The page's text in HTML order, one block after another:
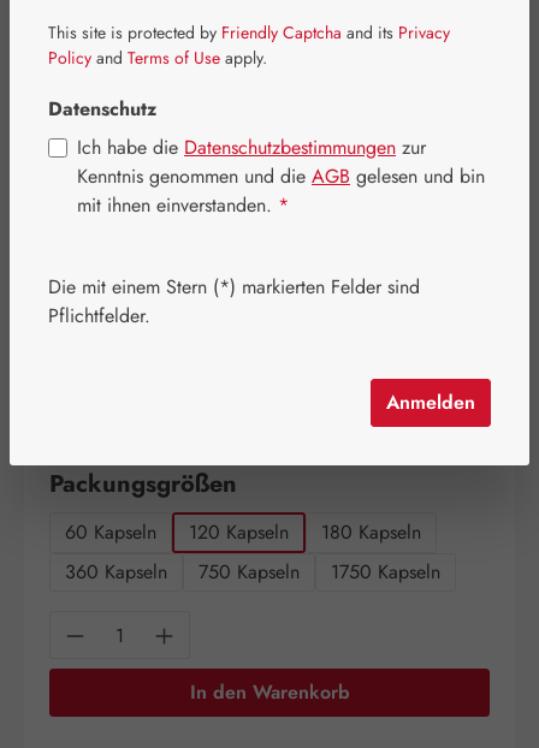
Regulärer Preis:
24,60 €
Inhalt:0.029 Kilogramm
Packungsgrößen
60 Kapseln 120 Kapseln
180 Kapseln
360 Kapseln
750 Kapseln 1750 Kapseln
Produkt Anzahl: Gib den gewünschten
In den Warenkorb
This site is protected by Friendly Captcha and its Privacy
Policy and Terms of Use apply.
Datenschutz
Ich habe die Datenschutzbestimmungen zur
Kenntnis genommen und die AGB gelesen und bin
mit ihnen einverstanden. *
Die mit einem Stern (*) markierten Felder sind
Pflichtfelder.
Anmelden